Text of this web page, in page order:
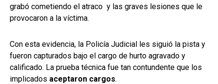
grabó cometiendo el atraco y las graves lesiones que le
provocaron a la víctima.
Con esta evidencia, la Policía Judicial les siguió la pista y
fueron capturados bajo el cargo de hurto agravado y
calificado. La prueba técnica fue tan contundente que los
implicados aceptaron cargos.